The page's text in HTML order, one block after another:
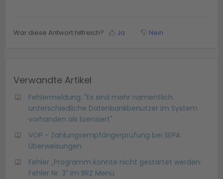
War diese Antwort hilfreich? Ja Nein
Verwandte Artikel
Fehlermeldung: "Es sind mehr namentlich
unterschiedliche Datenbankbenutzer im System
vorhanden als lizensiert"
VOP - Zahlungsempfängerprüfung bei SEPA
Überweisungen
Fehler „Programm konnte nicht gestartet werden:
Fehler Nr. 3“ im BRZ Menü